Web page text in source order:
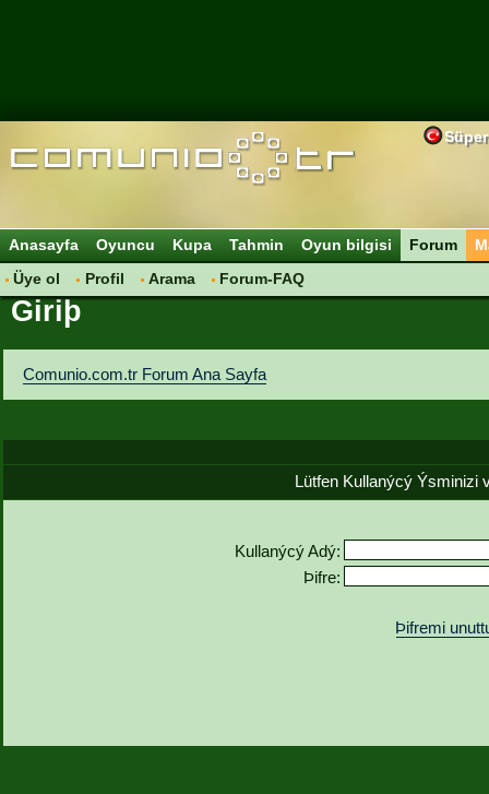
Anasayfa Oyuncu Kupa Tahmin Oyun bilgisi
Forum
Üye ol
Profil Arama Forum-FAQ
Giriþ
Comunio.com.tr Forum Ana Sayfa
Lütfen Kullanýcý Ýsminizi
Kullanýcý Adý:
Þifre:
Þifremi